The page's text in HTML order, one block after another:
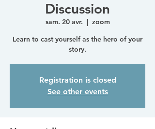
Discussion
sam. 20 avr.
  |
zoom
Learn to cast yourself as the hero of your
story.
Registration is closed
See other events